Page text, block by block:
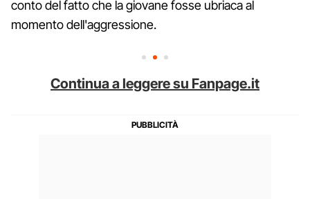
conto del fatto che la giovane fosse ubriaca al
momento dell'aggressione.
Continua a leggere su Fanpage.it